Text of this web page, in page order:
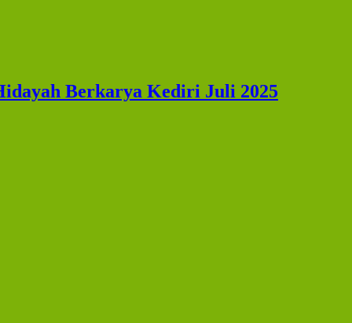
Berkarya Kediri Juli 2025